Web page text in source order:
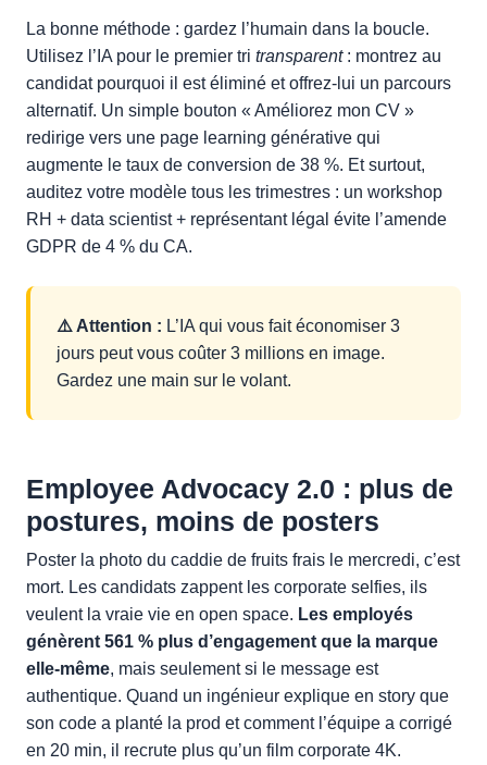
La bonne méthode : gardez l’humain dans la boucle.
Utilisez l’IA pour le premier tri transparent: montrez au
candidat pourquoi il est éliminé et offrez-lui un parcours
alternatif. Un simple bouton « Améliorez mon CV »
redirige vers une page learning générative qui
augmente le taux de conversion de 38 %. Et surtout,
auditez votre modèle tous les trimestres : un workshop
RH + data scientist + représentant légal évite l’amende
GDPR de 4 % du CA.
⚠️ Attention : L’IA qui vous fait économiser 3
jours peut vous coûter 3 millions en image.
Gardez une main sur le volant.
Employee Advocacy 2.0 : plus de
postures, moins de posters
Poster la photo du caddie de fruits frais le mercredi, c’est
mort. Les candidats zappent les corporate selfies, ils
veulent la vraie vie en open space. Les employés
génèrent 561 % plus d’engagement que la marque
elle-même, mais seulement si le message est
authentique. Quand un ingénieur explique en story que
son code a planté la prod et comment l’équipe a corrigé
en 20 min, il recrute plus qu’un film corporate 4K.